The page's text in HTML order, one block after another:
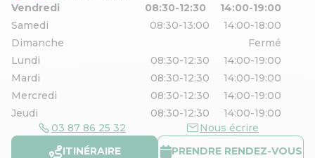
Vendredi
08:30-12:30
14:00-19:00
Samedi
08:30-13:00
14:00-18:00
Dimanche
Fermé
Lundi
08:30-12:30
14:00-19:00
Mardi
08:30-12:30
14:00-19:00
Mercredi
08:30-12:30
14:00-19:00
Jeudi
08:30-12:30
14:00-19:00
03 87 86 25 32
Nous écrire
ITINÉRAIRE
PRENDRE RENDEZ-VOUS